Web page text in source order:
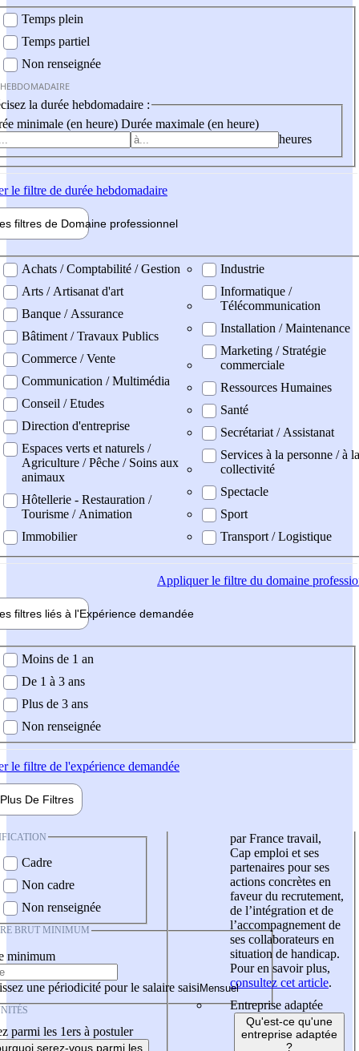
Temps plein
Temps partiel
Non renseignée
la durée hebdomadaire :
minimale (en heure) Durée maximale (en heure)
heures
le filtre de durée hebdomadaire
filtres de Domaine professionnel
professionel
Achats / Comptabilité / Gestion
Arts / Artisanat d'art
Banque / Assurance
Bâtiment / Travaux Publics
Commerce / Vente
Communication / Multimédia
Conseil / Etudes
Direction d'entreprise
Espaces verts et naturels /
Agriculture / Pêche / Soins aux
animaux
Hôtellerie - Restauration /
Tourisme / Animation
Immobilier
Industrie
Informatique /
Télécommunication
Installation / Maintenance
Marketing / Stratégie
commerciale
Ressources Humaines
Santé
Secrétariat / Assistanat
Services à la personne / à la
collectivité
Spectacle
Sport
Transport / Logistique
Appliquerle filtre du domaine
filtres liés à l'Expérience demandée
demandée
Moins de 1 an
De 1 à 3 ans
Plus de 3 ans
Non renseignée
le filtre de l'expérience demandée
Plus De Filtres
Cadre
Non cadre
Non renseignée
BRUT MINIMUM
minimum
une périodicité pour le salaire saisi
parmi les 1ers à postuler
serez-vous parmi les
par France travail,
Cap emploi et ses
partenaires pour ses
actions concrètes en
faveur du recrutement,
de l’intégration et de
l’accompagnement de
ses collaborateurs en
situation de handicap.
Pour en savoir plus,
consultez cet article.
Entreprise adaptée
Qu'est-ce qu'une
entreprise adaptée
?